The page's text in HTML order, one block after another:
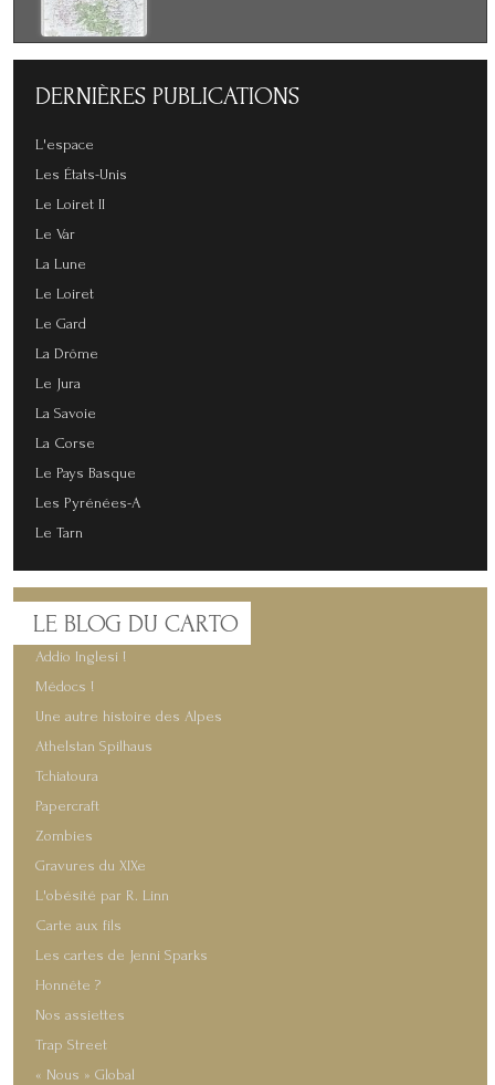
DERNIÈRES PUBLICATIONS
L'espace
Les États-Unis
Le Loiret II
Le Var
La Lune
Le Loiret
Le Gard
La Drôme
Le Jura
La Savoie
La Corse
Le Pays Basque
Les Pyrénées-A
Le Tarn
LE BLOG DU CARTO
Addio Inglesi !
Médocs !
Une autre histoire des Alpes
Athelstan Spilhaus
Tchiatoura
Papercraft
Zombies
Gravures du XIXe
L'obésité par R. Linn
Carte aux fils
Les cartes de Jenni Sparks
Honnête ?
Nos assiettes
Trap Street
« Nous » Global